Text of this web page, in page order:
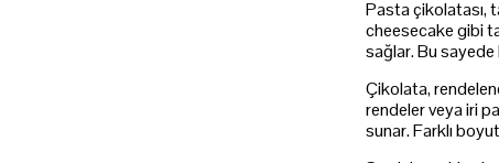
Pasta çikolatası,
cheesecake gibi
sağlar. Bu
Çikolata,
rendeler veya iri
sunar. Farklı